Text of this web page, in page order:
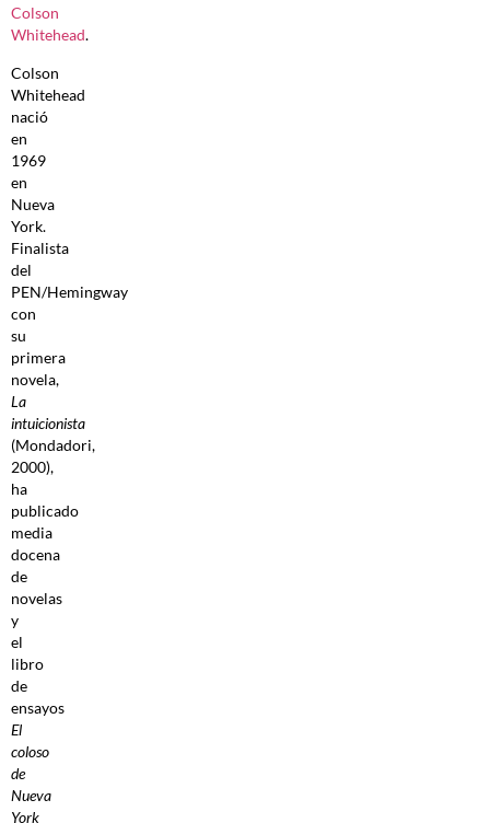
Colson
Whitehead.
Colson
Whitehead
nació
en
1969
en
Nueva
York.
Finalista
del
PEN/Hemingway
con
su
primera
novela,
La
intuicionista
(Mondadori,
2000),
ha
publicado
media
docena
de
novelas
y
el
libro
de
ensayos
El
coloso
de
Nueva
York